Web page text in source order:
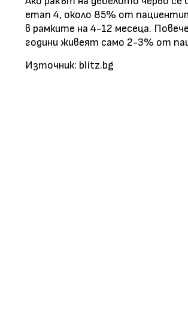
етап 4, около 85% от
в рамките на 4-12 месеца.
години живеят само 2-3% от
Източник: blitz.bg